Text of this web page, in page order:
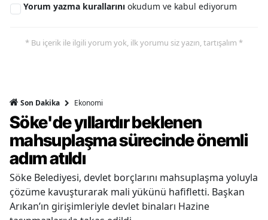
Yorum yazma kurallarını okudum ve kabul ediyorum
* Bu içerik ile ilgili yorum yok, ilk yorumu siz yazın, tartışalım *
Son Dakika Ekonomi
Söke'de yıllardır beklenen
mahsuplaşma sürecinde önemli
adım atıldı
Söke Belediyesi, devlet borçlarını mahsuplaşma yoluyla
çözüme kavuşturarak mali yükünü hafifletti. Başkan
Arıkan’ın girişimleriyle devlet binaları Hazine